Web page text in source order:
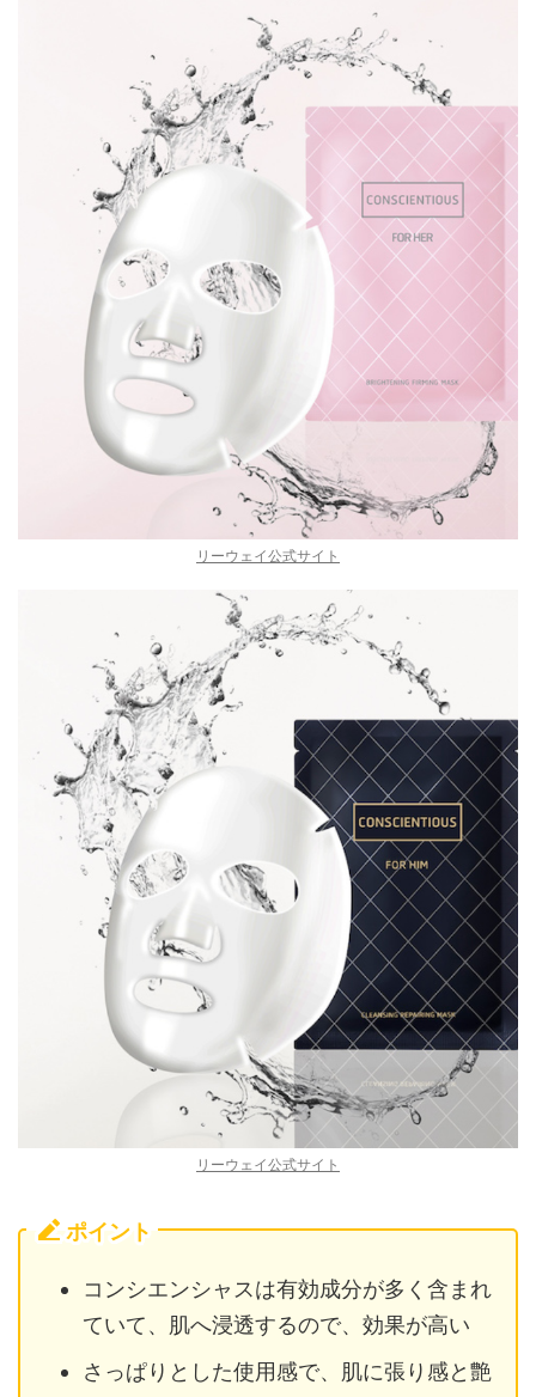
リーウェイ公式サイト
リーウェイ公式サイト
ポイント
コンシエンシャスは有効成分が多く含まれ
ていて、肌へ浸透するので、効果が高い
さっぱりとした使用感で、肌に張り感と艶